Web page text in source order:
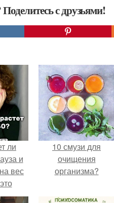
с друзьями!
ли
и
вес
10 смузи для
очищения
организма?